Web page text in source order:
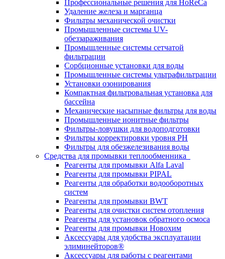
Профессиональные решения для HoReCa
Удаление железа и марганца
Фильтры механической очистки
Промышленные системы UV-
обеззараживания
Промышленные системы сетчатой
фильтрации
Сорбционные установки для воды
Промышленные системы ультрафильтрации
Установки озонирования
Компактная фильтровальная установка для
бассейна
Механические насыпные фильтры для воды
Промышленные ионитные фильтры
Фильтры-ловушки для водоподготовки
Фильтры корректировки уровня PH
Фильтры для обезжелезивания воды
Средства для промывки теплообменника
Реагенты для промывки Alfa Laval
Реагенты для промывки PIPAL
Реагенты для обработки водооборотных
систем
Реагенты для промывки BWT
Реагенты для очистки систем отопления
Реагенты для установок обратного осмоса
Реагенты для промывки Новохим
Аксессуары для удобства эксплуатации
элиминейторов®
Аксессуары для работы с реагентами